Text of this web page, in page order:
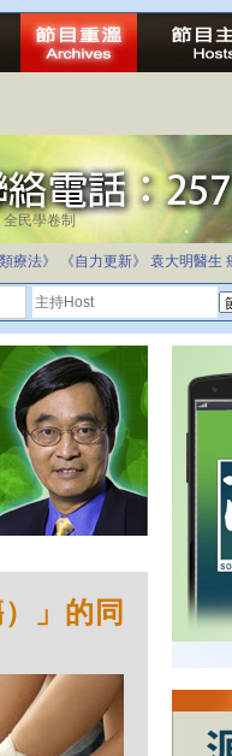
民學卷制
療法》 《自力更新》 袁大明醫生
」的同